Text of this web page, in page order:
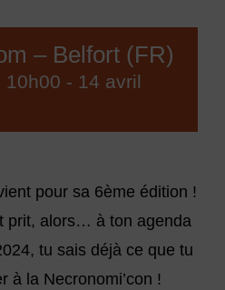
– Belfort (FR)
10h00 - 14 avril
pour sa 6ème édition !
prit, alors… à ton agenda
tu sais déjà ce que tu
à la Necronomi’con !